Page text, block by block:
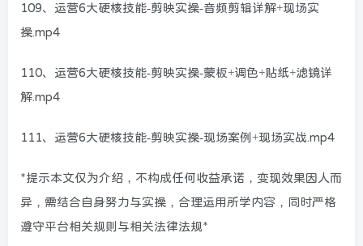
109、运营6大硬核技能-剪映实操-音频剪辑详解+现场实
操.mp4
110、运营6大硬核技能-剪映实操-蒙板+调色+贴纸+滤镜详
解.mp4
111、运营6大硬核技能-剪映实操-现场案例+现场实战.mp4
*提示本文仅为介绍，不构成任何收益承诺，变现效果因人而
异，需结合自身努力与实操，合理运用所学内容，同时严格
遵守平台相关规则与相关法律法规*